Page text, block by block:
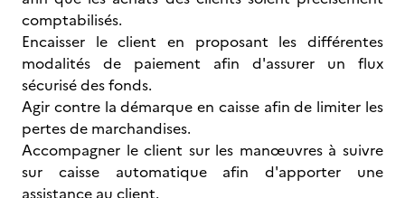
comptabilisés.
Encaisser le client en proposant les différentes
modalités de paiement afin d'assurer un flux
sécurisé des fonds.
Agir contre la démarque en caisse afin de limiter les
pertes de marchandises.
Accompagner le client sur les manœuvres à suivre
sur caisse automatique afin d'apporter une
assistance au client.